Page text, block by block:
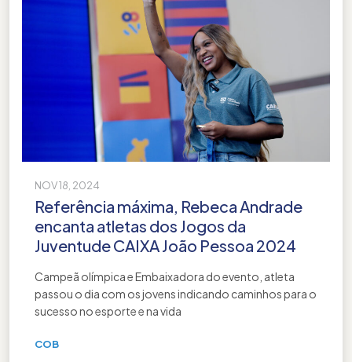
NOV 18, 2024
Referência máxima, Rebeca Andrade
encanta atletas dos Jogos da
Juventude CAIXA João Pessoa 2024
Campeã olímpica e Embaixadora do evento, atleta
passou o dia com os jovens indicando caminhos para o
sucesso no esporte e na vida
COB